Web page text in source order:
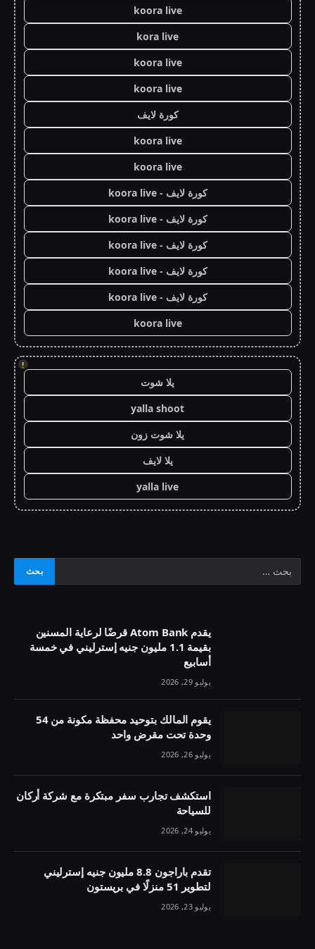
koora live
kora live
koora live
koora live
كورة لايف
koora live
koora live
كورة لايف - koora live
كورة لايف - koora live
كورة لايف - koora live
كورة لايف - koora live
كورة لايف - koora live
koora live
!
يلا شوت
yalla shoot
يلا شوت زون
يلا لايف
yalla live
يقدم Atom Bank قرضًا لرعاية المسنين
بقيمة 1.1 مليون جنيه إسترليني في خمسة
أسابيع
يوليو 29, 2026
يقوم المالك بتوحيد محفظة مكونة من 54
وحدة تحت مقرض واحد
يوليو 26, 2026
استكشف تجارب سفر مبتكرة مع شركة أركان
للسياحة
يوليو 24, 2026
تقدم باراجون 8.8 مليون جنيه إسترليني
لتطوير 51 منزلًا في بريستون
يوليو 23, 2026